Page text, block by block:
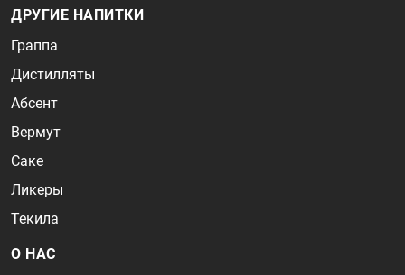
ДРУГИЕ НАПИТКИ
Граппа
Дистилляты
Абсент
Вермут
Саке
Ликеры
Текила
О НАС